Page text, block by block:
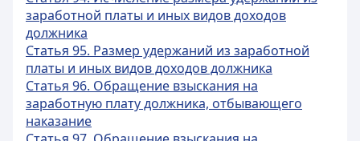
заработной платы и иных видов доходов
должника
Статья 95. Размер удержаний из заработной
платы и иных видов доходов должника
Статья 96. Обращение взыскания на
заработную плату должника, отбывающего
наказание